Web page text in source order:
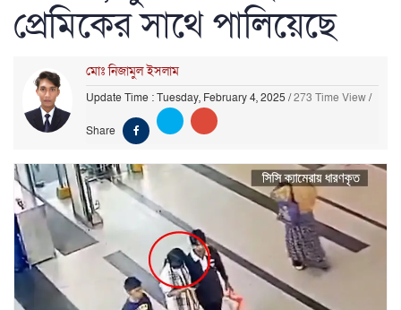
প্রেমিকের সাথে পালিয়েছে
মোঃ নিজামুল ইসলাম
Update Time : Tuesday, February 4, 2025 /273 Time View/
Share